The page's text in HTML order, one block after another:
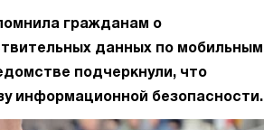
гражданам о
данных по мобильным
подчеркнули, что
информационной безопасности.